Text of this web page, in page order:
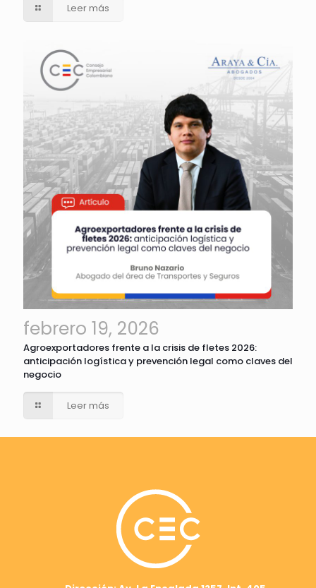
Leer más
febrero 19, 2026
Agroexportadores frente a la crisis de fletes 2026:
anticipación logística y prevención legal como claves del
negocio
Leer más